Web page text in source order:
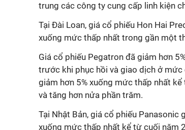
trung các công ty cung cấp linh kiện
Tại Đài Loan, giá cổ phiếu Hon Hai
xuống mức thấp nhất trong gần một
Giá cổ phiếu Pegatron đã giảm hơn
trước khi phục hồi và giao dịch ở
giảm hơn 5% xuống mức thấp nhất
và tăng hơn nửa phần trăm.
Tại Nhật Bản, giá cổ phiếu Panasonic
xuống mức thấp nhất kể từ cuối năm